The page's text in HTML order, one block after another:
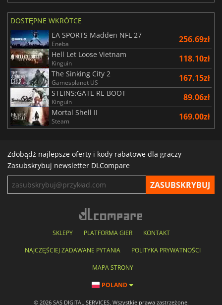
DOSTĘPNE WKRÓTCE
EA SPORTS Madden NFL 27
Eneba 256.69zł
Hell Let Loose Vietnam
Kinguin 118.10zł
The Sinking City 2
Gamesplanet US 167.15zł
STEINS;GATE RE BOOT
Kinguin 89.06zł
Mortal Shell II
Steam 169.00zł
Zdobądź najlepsze oferty i kody rabatowe dla graczy
Zasubskrybuj newsletter DLCompare
SKLEPY PLATFORMA GIER KONTAKT
NAJCZĘŚCIEJ ZADAWANE PYTANIA POLITYKA PRYWATNOŚCI
MAPA STRONY
POLAND
© 2026 SAS DIGITAL SERVICES, Wszystkie prawa zastrzeżone.